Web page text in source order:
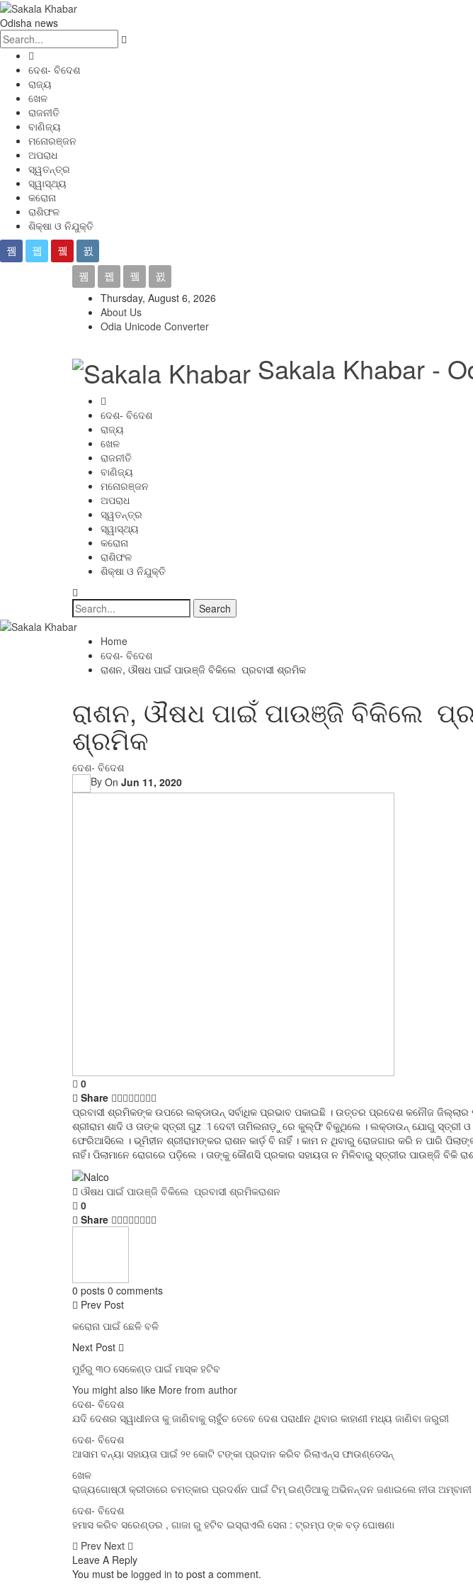
Odisha news
ଦେଶ- ବିଦେଶ
ରାଜ୍ୟ
ଖେଳ
ରାଜନୀତି
ବାଣିଜ୍ୟ
ମନୋରଞ୍ଜନ
ଅପରାଧ
ସ୍ୱତନ୍ତ୍ର
ସ୍ୱାସ୍ଥ୍ୟ
କରୋନା
ରାଶିଫଳ
ଶିକ୍ଷା ଓ ନିଯୁକ୍ତି
Thursday, August 6, 2026
About Us
Odia Unicode Converter
Sakala Khabar -
ଦେଶ- ବିଦେଶ
ରାଜ୍ୟ
ଖେଳ
ରାଜନୀତି
ବାଣିଜ୍ୟ
ମନୋରଞ୍ଜନ
ଅପରାଧ
ସ୍ୱତନ୍ତ୍ର
ସ୍ୱାସ୍ଥ୍ୟ
କରୋନା
ରାଶିଫଳ
ଶିକ୍ଷା ଓ ନିଯୁକ୍ତି
Home
ଦେଶ- ବିଦେଶ
ରାଶନ, ଔଷଧ ପାଇଁ ପାଉଞ୍ଜି ବିକିଲେ ପ୍ରବାସୀ ଶ୍ରମିକ
ରାଶନ, ଔଷଧ ପାଇଁ ପାଉଞ୍ଜି ବିକିଲେ
ଶ୍ରମିକ
ଦେଶ- ବିଦେଶ
By On Jun 11, 2020
0
Share
ପ୍ରବାସୀ ଶ୍ରମିକଙ୍କ ଉପରେ ଲକ୍‌ଡାଉନ୍‌ ସର୍ବାଧିକ ପ୍ରଭାବ ପକାଇଛି । ଉତ୍ତର ପ୍ରଦେଶ କନୌଜ ଜିଲ୍ଲାର
ଶ୍ରୀରାମ ଶାଦି ଓ ତାଙ୍କ ସ୍ତ୍ରୀ ଗୁzୀ ଦେବୀ ତାମିଲନାଡ଼ୁରେ କୁଲ୍‌ଫି ବିକୁଥିଲେ । ଲକ୍‌ଡାଉନ୍‌ ଯୋଗୁ ସ୍ତ୍ରୀ
ଫେରିଆସିଲେ । ଭୂମିହୀନ ଶ୍ରୀରାମଙ୍କର ରାଶନ କାର୍ଡ଼ ବି ନାହିଁ । କାମ ନ ଥିବାରୁ ରୋଜଗାର କରି ନ ପାରି
ନାହିଁ। ପିଲାମାନେ ରୋଗରେ ପଡ଼ିଲେ । ତାଙ୍କୁ କୌଣସି ପ୍ରକାର ସହାୟତା ନ ମିଳିବାରୁ ସ୍ତ୍ରୀର ପାଉଞ୍ଜି ବିକି
ଔଷଧ ପାଇଁ ପାଉଞ୍ଜି ବିକିଲେ ପ୍ରବାସୀ ଶ୍ରମିକରାଶନ
0
Share
0 posts 0 comments
Prev Post
କରୋନା ପାଇଁ ଛେଳି ବଳି
Next Post
ମୁହଁରୁ ୩୦ ସେକେଣ୍ଡ ପାଇଁ ମାସ୍କ ହଟିବ
You might also like More from author
ଦେଶ- ବିଦେଶ
ଯଦି ଦେଶର ସ୍ୱାଧୀନତା କୁ ଜାଣିବାକୁ ଚାହୁଁଚ ତେବେ ଦେଶ ପରାଧୀନ ଥିବାର କାହାଣୀ ମଧ୍ୟ ଜାଣିବା ଜରୁରୀ
ଦେଶ- ବିଦେଶ
ଆସାମ ବନ୍ୟା ସହାୟତା ପାଇଁ ୨୧ କୋଟି ଟଙ୍କା ପ୍ରଦାନ କରିବ ରିଲାଏନ୍ସ ଫାଉଣ୍ଡେସନ୍
ଖେଳ
ରାଜ୍ୟଗୋଷ୍ଠୀ କ୍ରୀଡାରେ ଚମତ୍କାର ପ୍ରଦର୍ଶନ ପାଇଁ ଟିମ୍ ଇଣ୍ଡିଆକୁ ଅଭିନନ୍ଦନ ଜଣାଇଲେ ନୀତା ଅମ୍ବାନୀ
ଦେଶ- ବିଦେଶ
ହମାସ କରିବ ସରେଣ୍ଡର , ଗାଜା ରୁ ହଟିବ ଇସ୍ରାଏଲି ସେନା : ଟ୍ରମ୍ପ ଙ୍କ ବଡ଼ ଘୋଷଣା
Prev Next
Leave A Reply
You must be logged in to post a comment.